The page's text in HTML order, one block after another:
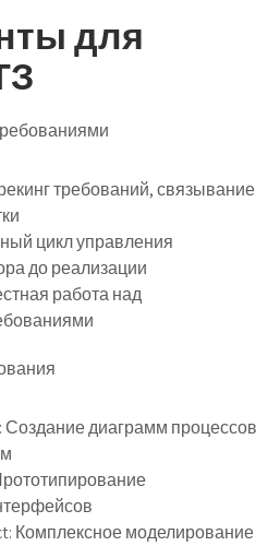
для
требований, связывание
цикл управления
до реализации
работа над
: Создание диаграмм процессов
: Комплексное моделирование